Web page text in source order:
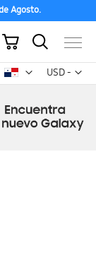
Agosto.
USD -
dólar
Mi carrito